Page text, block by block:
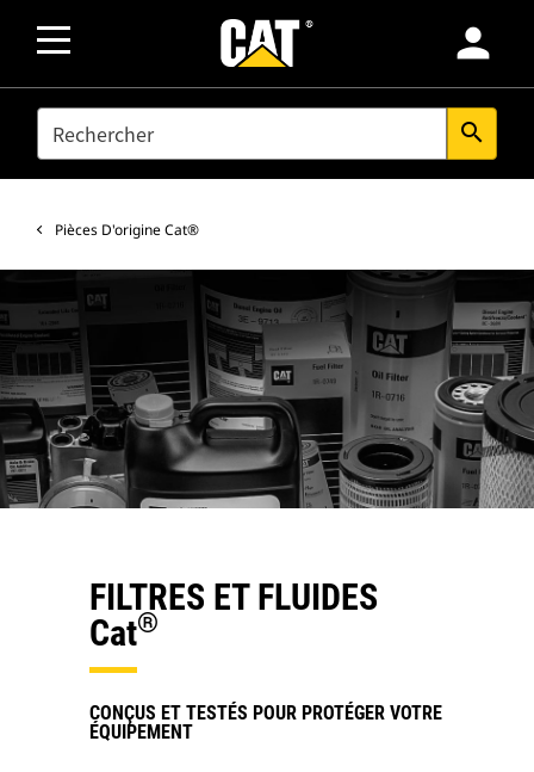
person
SEARCH search
Pièces D'origine Cat®
FILTRES ET FLUIDES
Cat®
CONÇUS ET TESTÉS POUR PROTÉGER VOTRE
ÉQUIPEMENT